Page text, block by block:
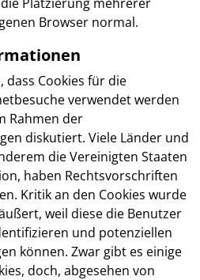
Browser normal.
dass Cookies für die
verwendet werden
Rahmen der
diskutiert. Viele Länder und
die Vereinigten Staaten
haben Rechtsvorschriften
Kritik an den Cookies wurde
weil diese die Benutzer
und potenziellen
können. Zwar gibt es einige
doch, abgesehen von